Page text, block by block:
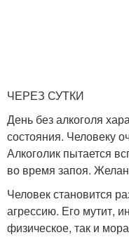
ЧЕРЕЗ СУТКИ
День без алкоголя
состояния. Человеку
Алкоголик пытается
во время запоя.
Человек становится
агрессию. Его мутит,
физическое, так и